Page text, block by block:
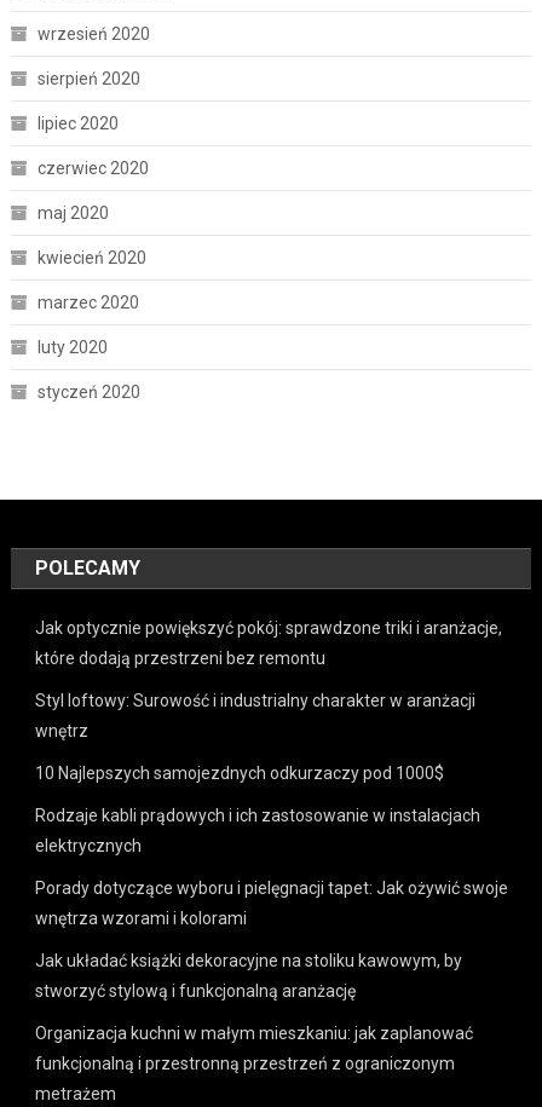
wrzesień 2020
sierpień 2020
lipiec 2020
czerwiec 2020
maj 2020
kwiecień 2020
marzec 2020
luty 2020
styczeń 2020
POLECAMY
Jak optycznie powiększyć pokój: sprawdzone triki i aranżacje,
które dodają przestrzeni bez remontu
Styl loftowy: Surowość i industrialny charakter w aranżacji
wnętrz
10 Najlepszych samojezdnych odkurzaczy pod 1000$
Rodzaje kabli prądowych i ich zastosowanie w instalacjach
elektrycznych
Porady dotyczące wyboru i pielęgnacji tapet: Jak ożywić swoje
wnętrza wzorami i kolorami
Jak układać książki dekoracyjne na stoliku kawowym, by
stworzyć stylową i funkcjonalną aranżację
Organizacja kuchni w małym mieszkaniu: jak zaplanować
funkcjonalną i przestronną przestrzeń z ograniczonym
metrażem